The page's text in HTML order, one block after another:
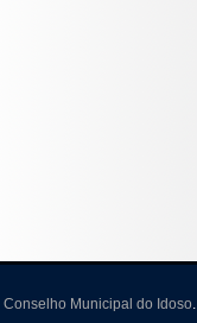
Conselho Municipal do Idoso.